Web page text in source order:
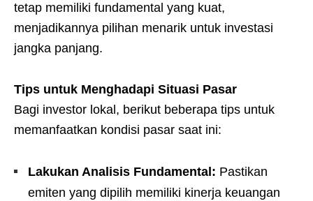
tetap memiliki fundamental yang kuat,
menjadikannya pilihan menarik untuk investasi
jangka panjang.
Tips untuk Menghadapi Situasi Pasar
Bagi investor lokal, berikut beberapa tips untuk
memanfaatkan kondisi pasar saat ini:
Lakukan Analisis Fundamental: Pastikan
emiten yang dipilih memiliki kinerja keuangan